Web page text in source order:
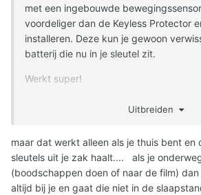
met een ingebouwde
voordeliger dan de Keyless Protector
installeren. Deze kun je gewoon
batterij die nu in je sleutel zit.
Werkt super!
https:// Uitbreiden
maar dat werkt alleen als je thuis bent en
sleutels uit je zak haalt.... als je
(boodschappen doen of naar de film)
altijd bij je en gaat die niet in de